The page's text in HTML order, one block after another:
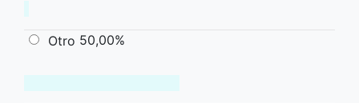
Otro 50,00%